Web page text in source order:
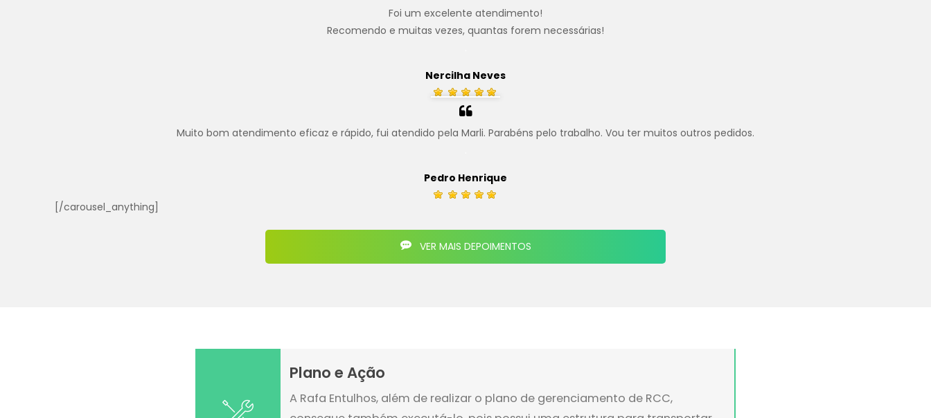
Foi um excelente atendimento!
Recomendo e muitas vezes, quantas forem necessárias!
Nercilha Neves
Muito bom atendimento eficaz e rápido, fui atendido pela Marli. Parabéns pelo trabalho. Vou ter muitos outros pedidos.
Pedro Henrique
[/carousel_anything]
VER MAIS DEPOIMENTOS
Plano e Ação
A Rafa Entulhos, além de realizar o plano de gerenciamento de RCC,